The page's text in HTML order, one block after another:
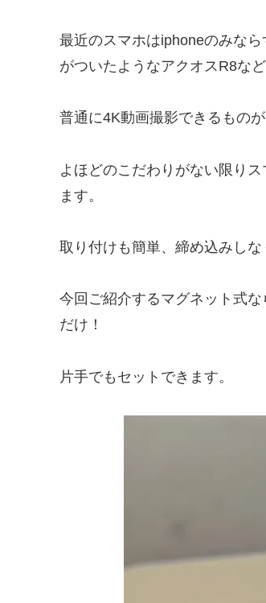
最近のスマホはiphoneのみな
がついたようなアクオスR8など
普通に4K動画撮影できるもの
よほどのこだわりがない限り
ます。
取り付けも簡単、締め込みしな
今回ご紹介するマグネット式
だけ！
片手でもセットできます。